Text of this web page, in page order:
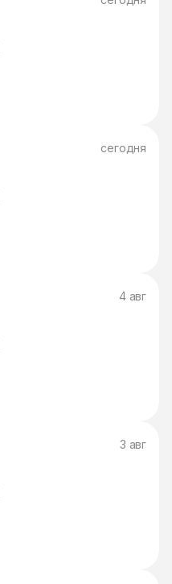
сегодня
4 авг
3 авг